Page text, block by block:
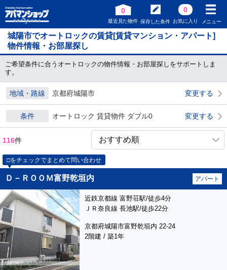
0
最近見た物件 保存した条件
0
お気に入り メニュー
城陽市でオートロックの賃貸[賃貸マンション・アパート]
物件情報・お部屋探し
ご希望条件に合うオートロックの物件情報・お部屋探しをサポートしま
す。
地域・路線 京都府城陽市 変更する
条件 オートロック 賃貸物件 ダブル0 変更する
116件
□をチェックでまとめて問い合わせ
Ｄ－ＲＯＯＭ富野乾垣内 アパート
近鉄京都線 富野荘駅/徒歩4分
ＪＲ奈良線 長池駅/徒歩22分
京都府城陽市富野乾垣内 22-24
2階建 / 築1年